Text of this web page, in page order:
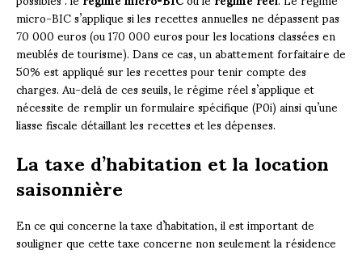
micro-BIC s’applique si les recettes annuelles ne dépassent pas
70 000 euros (ou 170 000 euros pour les locations classées en
meublés de tourisme). Dans ce cas, un abattement forfaitaire de
50% est appliqué sur les recettes pour tenir compte des
charges. Au-delà de ces seuils, le régime réel s’applique et
nécessite de remplir un formulaire spécifique (P0i) ainsi qu’une
liasse fiscale détaillant les recettes et les dépenses.
La taxe d’habitation et la location
saisonnière
En ce qui concerne la taxe d’habitation, il est important de
souligner que cette taxe concerne non seulement la résidence